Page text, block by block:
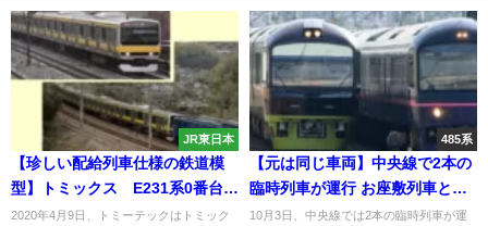
JR東日本
【珍しい配給列車仕様の鉄道模
型】トミックス E231系0番台更
新車発売
2020年4月9日、トミーテックはトミック
485系
【元は同じ車両】中央線で2本の
臨時列車が運行 お座敷列車とや
まどり
10月3日、中央線では2本の臨時列車が運